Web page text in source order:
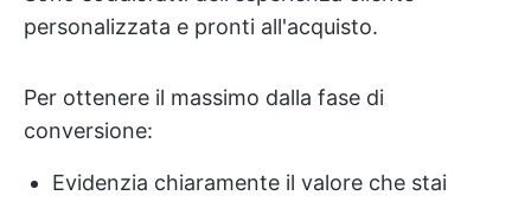
personalizzata e pronti all'acquisto.
Per ottenere il massimo dalla fase di
conversione:
Evidenzia chiaramente il valore che stai